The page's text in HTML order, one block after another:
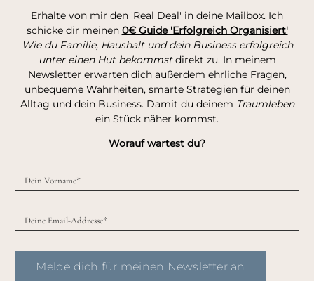
Erhalte von mir den 'Real Deal' in deine Mailbox. Ich
schicke dir meinen 0€ Guide 'Erfolgreich Organisiert'
Wie du Familie, Haushalt und dein Business erfolgreich
unter einen Hut bekommstdirekt zu. In meinem
Newsletter erwarten dich außerdem ehrliche Fragen,
unbequeme Wahrheiten, smarte Strategien für deinen
Alltag und dein Business. Damit du deinem Traumleben
ein Stück näher kommst.
Worauf wartest du?
Melde dich für meinen Newsletter an